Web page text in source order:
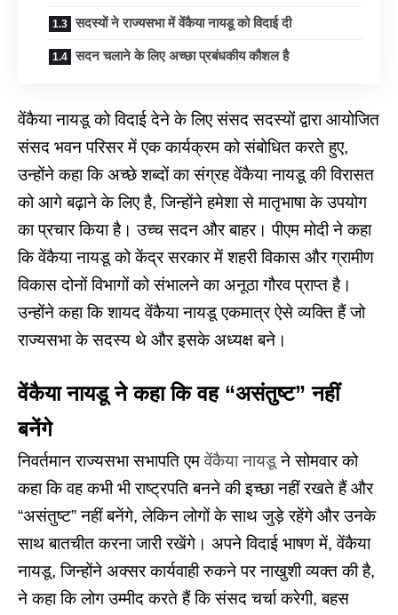
सदस्यों ने राज्यसभा में वेंकैया नायडू को विदाई दी
सदन चलाने के लिए अच्छा प्रबंधकीय कौशल है
वेंकैया नायडू को विदाई देने के लिए संसद सदस्यों द्वारा आयोजित
संसद भवन परिसर में एक कार्यक्रम को संबोधित करते हुए,
उन्होंने कहा कि अच्छे शब्दों का संग्रह वेंकैया नायडू की विरासत
को आगे बढ़ाने के लिए है, जिन्होंने हमेशा से मातृभाषा के उपयोग
का प्रचार किया है। उच्च सदन और बाहर। पीएम मोदी ने कहा
कि वेंकैया नायडू को केंद्र सरकार में शहरी विकास और ग्रामीण
विकास दोनों विभागों को संभालने का अनूठा गौरव प्राप्त है।
उन्होंने कहा कि शायद वेंकैया नायडू एकमात्र ऐसे व्यक्ति हैं जो
राज्यसभा के सदस्य थे और इसके अध्यक्ष बने।
वेंकैया नायडू ने कहा कि वह “असंतुष्ट”नहीं
बनेंगे
निवर्तमान राज्यसभा सभापति एम वेंकैया नायडू ने सोमवार को
कहा कि वह कभी भी राष्ट्रपति बनने की इच्छा नहीं रखते हैं और
“असंतुष्ट” नहीं बनेंगे, लेकिन लोगों के साथ जुड़े रहेंगे और उनके
साथ बातचीत करना जारी रखेंगे। अपने विदाई भाषण में, वेंकैया
नायडू, जिन्होंने अक्सर कार्यवाही रुकने पर नाखुशी व्यक्त की है,
ने कहा कि लोग उम्मीद करते हैं कि संसद चर्चा करेगी, बहस